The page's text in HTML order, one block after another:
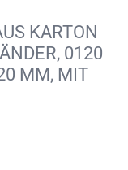
KARTON
0120
MM, MIT